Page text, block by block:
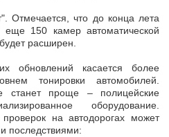
Отмечается, что до конца лета
еще 150 камер автоматической
расширен.
обновлений касается более
тонировки автомобилей.
станет проще – полицейские
оборудование.
проверок на автодорогах может
последствиями: